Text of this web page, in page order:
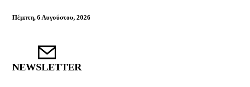
Πέμπτη, 6 Αυγούστου, 2026
NEWSLETTER